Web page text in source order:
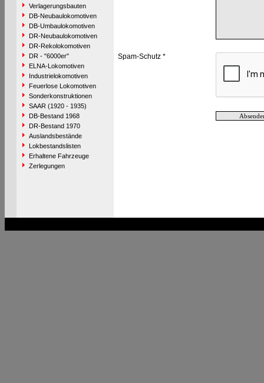
Verlagerungsbauten
DB-Neubaulokomotiven
DB-Umbaulokomotiven
DR-Neubaulokomotiven
DR-Rekolokomotiven
DR - "6000er"
ELNA-Lokomotiven
Industrielokomotiven
Feuerlose Lokomotiven
Sonderkonstruktionen
SAAR (1920 - 1935)
DB-Bestand 1968
DR-Bestand 1970
Auslandsbestände
Lokbestandslisten
Erhaltene Fahrzeuge
Zerlegungen
Spam-Schutz *